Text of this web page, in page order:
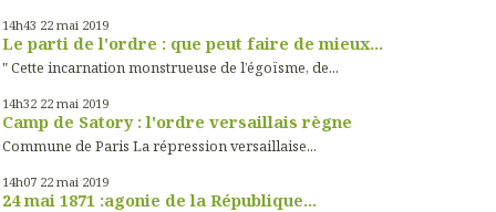
14h43 22 mai 2019
Le parti de l'ordre : que peut faire de mieux...
" Cette incarnation monstrueuse de l’égoïsme, de...
14h32 22 mai 2019
Camp de Satory : l'ordre versaillais règne
Commune de Paris La répression versaillaise...
14h07 22 mai 2019
24 mai 1871 :agonie de la République...